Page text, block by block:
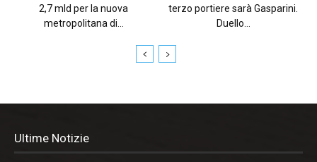
2,7 mld per la nuova
metropolitana di...
terzo portiere sarà Gasparini.
Duello...
Ultime Notizie